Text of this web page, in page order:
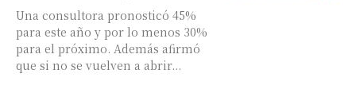
Una consultora pronosticó 45%
para este año y por lo menos 30%
para el próximo. Además afirmó
que si no se vuelven a abrir...